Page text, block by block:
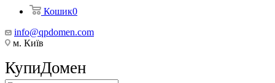
Кошик0
info@qpdomen.com
м. Київ
КупиДомен